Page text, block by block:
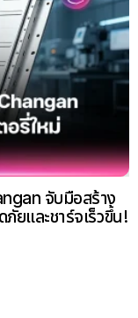
จับมือสร้าง
ยและชาร์จเร็วขึ้น!